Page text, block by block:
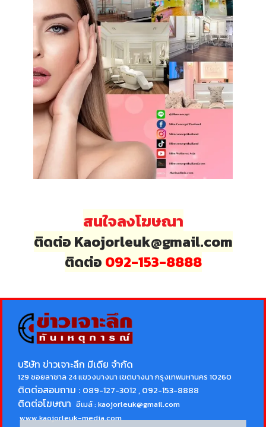
สนใจลงโฆษณา
ติดต่อ Kaojorleuk@gmail.com
ติดต่อ 092-153-8888
บริษัท ข่าวเจาะลึก มีเดีย จำกัด
129 ซอยลาซาล 24 แขวงบางนา เขตบางนา กรุงเทพมหานคร 10260
ติดต่อสอบถาม : 089-127-3012 , 092-153-8888
ติดต่อโฆษณา อีเมล์ :kaojorleuk@gmail.com
www.kaojorleuk-media.com